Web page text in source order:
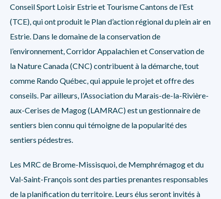
Conseil Sport Loisir Estrie et Tourisme Cantons de l’Est
(TCE), qui ont produit le Plan d’action régional du plein air en
Estrie. Dans le domaine de la conservation de
l’environnement, Corridor Appalachien et Conservation de
la Nature Canada (CNC) contribuent à la démarche, tout
comme Rando Québec, qui appuie le projet et offre des
conseils. Par ailleurs, l’Association du Marais-de-la-Rivière-
aux-Cerises de Magog (LAMRAC) est un gestionnaire de
sentiers bien connu qui témoigne de la popularité des
sentiers pédestres.
Les MRC de Brome-Missisquoi, de Memphrémagog et du
Val-Saint-François sont des parties prenantes responsables
de la planification du territoire. Leurs élus seront invités à